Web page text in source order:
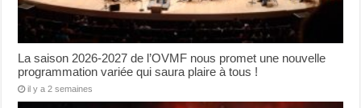
La saison 2026-2027 de l’OVMF nous promet une nouvelle
programmation variée qui saura plaire à tous !
il y a 2 semaines